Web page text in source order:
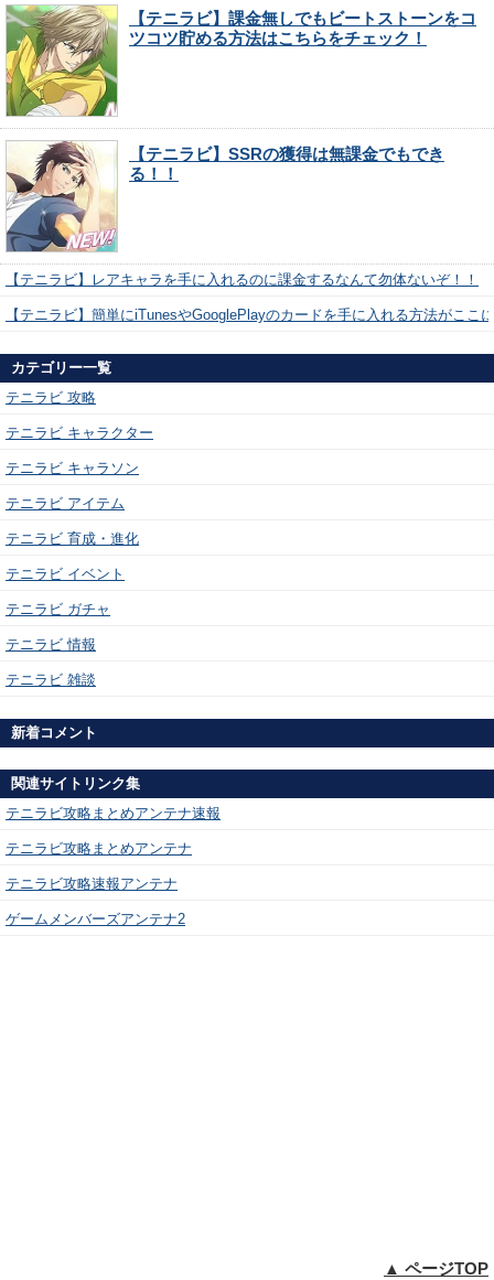
【テニラビ】課金無しでもビートストーンをコ
ツコツ貯める方法はこちらをチェック！
【テニラビ】SSRの獲得は無課金でもでき
る！！
【テニラビ】レアキャラを手に入れるのに課金するなんて勿体ないぞ！！
【テニラビ】簡単にiTunesやGooglePlayのカードを手に入れる方法がここ
カテゴリー一覧
テニラビ 攻略
テニラビ キャラクター
テニラビ キャラソン
テニラビ アイテム
テニラビ 育成・進化
テニラビ イベント
テニラビ ガチャ
テニラビ 情報
テニラビ 雑談
新着コメント
関連サイトリンク集
テニラビ攻略まとめアンテナ速報
テニラビ攻略まとめアンテナ
テニラビ攻略速報アンテナ
ゲームメンバーズアンテナ2
▲ ページTOP